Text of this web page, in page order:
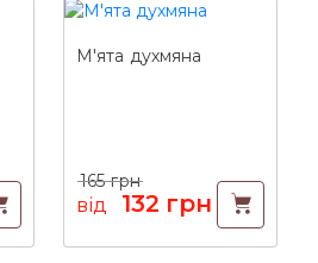
М'ята духмяна
165 грн
від 132 грн